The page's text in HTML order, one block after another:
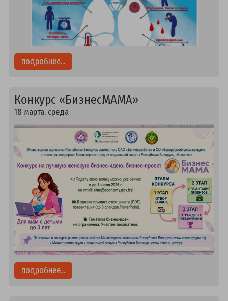
подробнее...
Конкурс «БизнесМАМА»
18 марта, среда
подробнее...